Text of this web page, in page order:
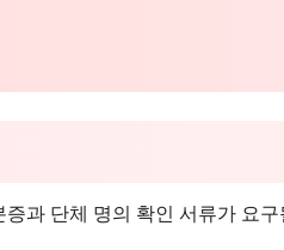
과 단체 명의 확인 서류가 요구